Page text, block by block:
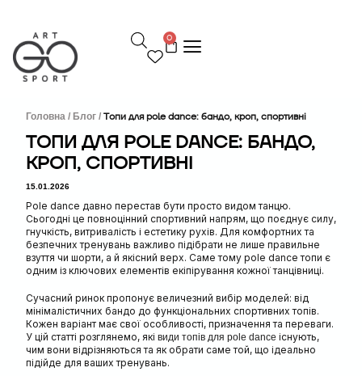
р
е
й
0
Головна / Блог / Топи для pole dance: бандо, кроп, спортивні
ТОПИ ДЛЯ POLE DANCE: БАНДО,
КРОП, СПОРТИВНІ
15.01.2026
Pole dance давно перестав бути просто видом танцю.
Сьогодні це повноцінний спортивний напрям, що поєднує силу,
гнучкість, витривалість і естетику рухів. Для комфортних та
безпечних тренувань важливо підібрати не лише правильне
взуття чи шорти, а й якісний верх. Саме тому pole dance топи є
одним із ключових елементів екіпірування кожної танцівниці.
Сучасний ринок пропонує величезний вибір моделей: від
мінімалістичних бандо до функціональних спортивних топів.
Кожен варіант має свої особливості, призначення та переваги.
У цій статті розглянемо, які види топів для pole dance існують,
чим вони відрізняються та як обрати саме той, що ідеально
підійде для ваших тренувань.